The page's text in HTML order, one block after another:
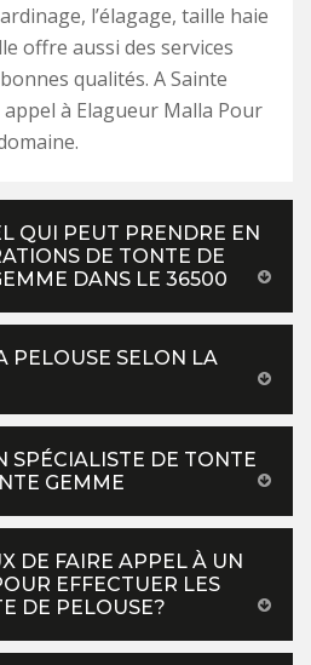
l’élagage, taille haie
offre aussi des services
qualités. A Sainte
à Elagueur Malla Pour
QUI PEUT PRENDRE EN
DE TONTE DE
DANS LE 36500
PELOUSE SELON LA
SPÉCIALISTE DE TONTE
GEMME
DE FAIRE APPEL À UN
EFFECTUER LES
DE PELOUSE?